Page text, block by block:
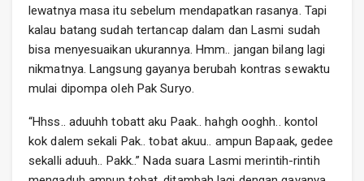
lewatnya masa itu sebelum mendapatkan rasanya. Tapi
kalau batang sudah tertancap dalam dan Lasmi sudah
bisa menyesuaikan ukurannya. Hmm.. jangan bilang lagi
nikmatnya. Langsung gayanya berubah kontras sewaktu
mulai dipompa oleh Pak Suryo.
“Hhss.. aduuhh tobatt aku Paak.. hahgh ooghh.. kontol
kok dalem sekali Pak.. tobat akuu.. ampun Bapaak, gedee
sekalli aduuh.. Pakk..” Nada suara Lasmi merintih-rintih